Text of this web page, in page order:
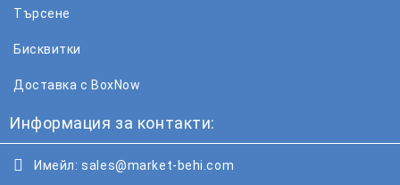
Търсене
Бисквитки
Доставка с BoxNow
Информация за контакти:
Имейл: sales@market-behi.com